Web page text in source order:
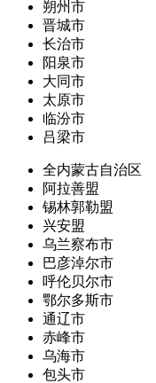
朔州市
晋城市
长治市
阳泉市
大同市
太原市
临汾市
吕梁市
全内蒙古自治区
阿拉善盟
锡林郭勒盟
兴安盟
乌兰察布市
巴彦淖尔市
呼伦贝尔市
鄂尔多斯市
通辽市
赤峰市
乌海市
包头市